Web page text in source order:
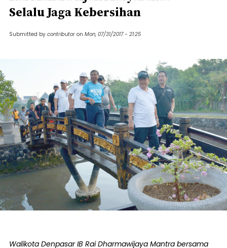
Selalu Jaga Kebersihan
Submitted by contributor on Mon, 07/31/2017 - 21:25
Walikota Denpasar IB Rai Dharmawijaya Mantra bersama